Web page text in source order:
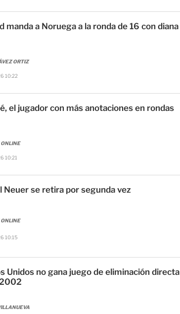
manda a Noruega a la ronda de 16 con diana
ORTIZ
10:22
el jugador con más anotaciones en rondas
10:21
Neuer se retira por segunda vez
10:15
Unidos no gana juego de eliminación directa